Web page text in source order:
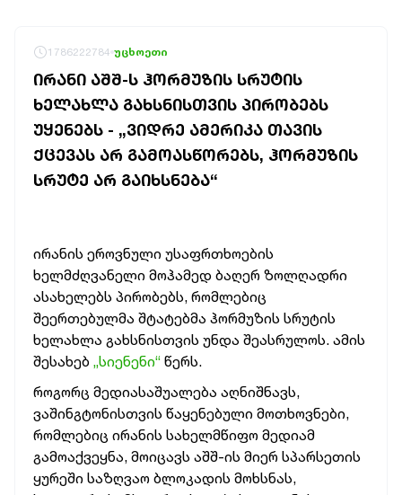
1786222784 უცხოეთი
ᲘᲠᲐᲜᲘ ᲐᲨᲨ-Ს ᲰᲝᲠᲛᲣᲖᲘᲡ ᲡᲠᲣᲢᲘᲡ
ᲮᲔᲚᲐᲮᲚᲐ ᲒᲐᲮᲡᲜᲘᲡᲗᲕᲘᲡ ᲞᲘᲠᲝᲑᲔᲑᲡ
ᲣᲧᲔᲜᲔᲑᲡ - „ᲕᲘᲓᲠᲔ ᲐᲛᲔᲠᲘᲙᲐ ᲗᲐᲕᲘᲡ
ᲥᲪᲔᲕᲐᲡ ᲐᲠ ᲒᲐᲛᲝᲐᲡᲬᲝᲠᲔᲑᲡ, ᲰᲝᲠᲛᲣᲖᲘᲡ
ᲡᲠᲣᲢᲔ ᲐᲠ ᲒᲐᲘᲮᲡᲜᲔᲑᲐ“
ირანის ეროვნული უსაფრთხოების
ხელმძღვანელი მოჰამედ ბაღერ ზოლღადრი
ასახელებს პირობებს, რომლებიც
შეერთებულმა შტატებმა ჰორმუზის სრუტის
ხელახლა გახსნისთვის უნდა შეასრულოს. ამის
შესახებ „სიენენი“ წერს.
როგორც მედიასაშუალება აღნიშნავს,
ვაშინგტონისთვის წაყენებული მოთხოვნები,
რომლებიც ირანის სახელმწიფო მედიამ
გამოაქვეყნა, მოიცავს აშშ-ის მიერ სპარსეთის
ყურეში საზღვაო ბლოკადის მოხსნას,